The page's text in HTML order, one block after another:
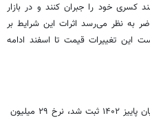
کسری خود را جبران کنند و در بازار
به نظر می‌رسد اثرات این شرایط بر
این تغییرات قیمت تا اسفند ادامه
آخرین قیمتی که در بازار سکه امامی در پایان پاییز ۱۴۰۲ ثبت شد، نرخ ۲۹ میلیون